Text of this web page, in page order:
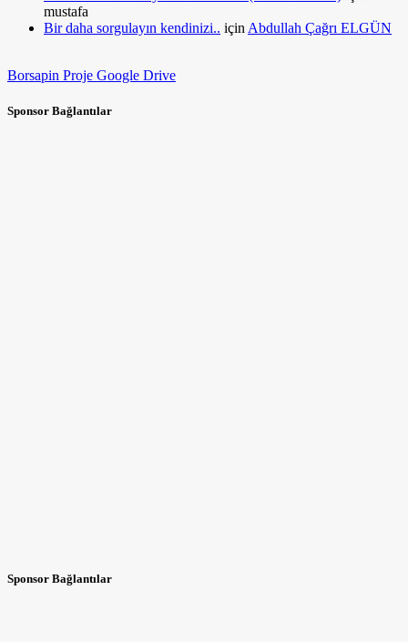
mustafa
Bir daha sorgulayın kendinizi.. için Abdullah Çağrı ELGÜN
Borsapin Proje Google Drive
Sponsor Bağlantılar
Sponsor Bağlantılar